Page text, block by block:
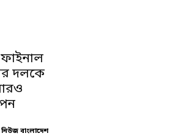
দলকে
বাংলাদেশ